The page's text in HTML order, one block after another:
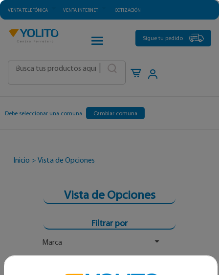
VENTA TELEFÓNICA VENTA INTERNET COTIZACIÓN
CATEGORÍAS
Sigue tu pedido
Debe seleccionar una comuna Cambiar comuna
Inicio > Vista de Opciones
Vista de Opciones
Filtrar por
Marca